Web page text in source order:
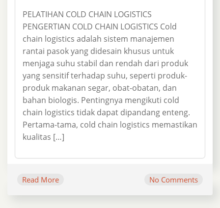
PELATIHAN COLD CHAIN LOGISTICS
PENGERTIAN COLD CHAIN LOGISTICS Cold
chain logistics adalah sistem manajemen
rantai pasok yang didesain khusus untuk
menjaga suhu stabil dan rendah dari produk
yang sensitif terhadap suhu, seperti produk-
produk makanan segar, obat-obatan, dan
bahan biologis. Pentingnya mengikuti cold
chain logistics tidak dapat dipandang enteng.
Pertama-tama, cold chain logistics memastikan
kualitas […]
Read More No Comments